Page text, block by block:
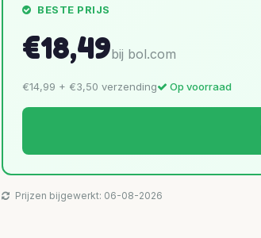
BESTE PRIJS
€18,49bij bol.com
€14,99 + €3,50 verzending Op voorraad
Prijzen bijgewerkt: 06-08-2026